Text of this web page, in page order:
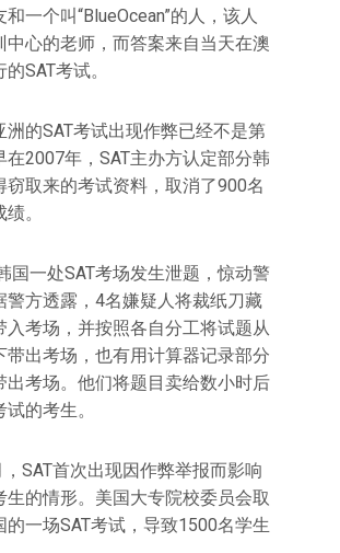
一个叫“BlueOcean”的人，该人
中心的老师，而答案来自当天在澳
SAT考试。
洲的SAT考试出现作弊已经不是第
在2007年，SAT主办方认定部分韩
窃取来的考试资料，取消了900名
。
国一处SAT考场发生泄题，惊动警
警方透露，4名嫌疑人将裁纸刀藏
入考场，并按照各自分工将试题从
带出考场，也有用计算器记录部分
出考场。他们将题目卖给数小时后
的考生。
SAT首次出现因作弊举报而影响
生的情形。美国大专院校委员会取
的一场SAT考试，导致1500名学生